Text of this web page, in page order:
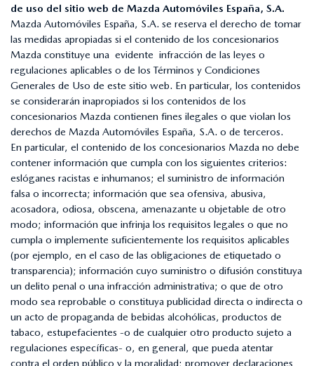
de uso del sitio web de Mazda Automóviles España, S.A.
Mazda Automóviles España, S.A. se reserva el derecho de tomar
las medidas apropiadas si el contenido de los concesionarios
Mazda constituye una evidente infracción de las leyes o
regulaciones aplicables o de los Términos y Condiciones
Generales de Uso de este sitio web. En particular, los contenidos
se considerarán inapropiados si los contenidos de los
concesionarios Mazda contienen fines ilegales o que violan los
derechos de Mazda Automóviles España, S.A. o de terceros.
En particular, el contenido de los concesionarios Mazda no debe
contener información que cumpla con los siguientes criterios:
eslóganes racistas e inhumanos; el suministro de información
falsa o incorrecta; información que sea ofensiva, abusiva,
acosadora, odiosa, obscena, amenazante u objetable de otro
modo; información que infrinja los requisitos legales o que no
cumpla o implemente suficientemente los requisitos aplicables
(por ejemplo, en el caso de las obligaciones de etiquetado o
transparencia); información cuyo suministro o difusión constituya
un delito penal o una infracción administrativa; o que de otro
modo sea reprobable o constituya publicidad directa o indirecta o
un acto de propaganda de bebidas alcohólicas, productos de
tabaco, estupefacientes -o de cualquier otro producto sujeto a
regulaciones específicas- o, en general, que pueda atentar
contra el orden público y la moralidad; promover declaraciones